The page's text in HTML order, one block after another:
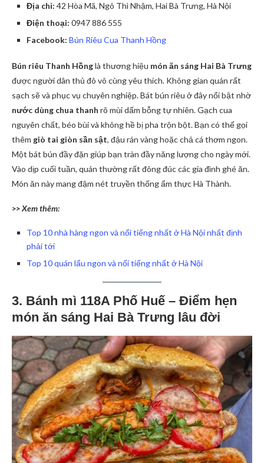
Địa chỉ: 42 Hòa Mã, Ngô Thì Nhậm, Hai Bà Trưng, Hà Nội
Điện thoại: 0947 886 555
Facebook: Bún Riêu Cua Thanh Hồng
Bún riêu Thanh Hồnglà thương hiệu món ăn sáng Hai Bà Trưng
được người dân thủ đô vô cùng yêu thích. Không gian quán rất
sạch sẽ và phục vụ chuyên nghiệp. Bát bún riêu ở đây nổi bật nhờ
nước dùng chua thanh rõ mùi dấm bỗng tự nhiên. Gạch cua
nguyên chất, béo bùi và không hề bị pha trộn bột. Bạn có thể gọi
thêm giò tai giòn sần sật, đậu rán vàng hoặc chả cá thơm ngon.
Một bát bún đầy đặn giúp bạn tràn đầy năng lượng cho ngày mới.
Vào dịp cuối tuần, quán thường rất đông đúc các gia đình ghé ăn.
Món ăn này mang đậm nét truyền thống ẩm thực Hà Thành.
>> Xem thêm:
Top 10 nhà hàng ngon và nổi tiếng nhất ở Hà Nội nhất định
phải tới
Top 10 quán lẩu ngon và nổi tiếng nhất ở Hà Nội
3. Bánh mì 118A Phố Huế – Điểm hẹn
món ăn sáng Hai Bà Trưng lâu đời